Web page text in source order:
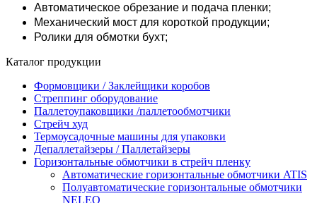
Автоматическое обрезание и подача пленки;
Механический мост для короткой продукции;
Ролики для обмотки бухт;
Каталог продукции
Формовщики / Заклейщики коробов
Стреппинг оборудование
Паллетоупаковщики /паллетообмотчики
Стрейч худ
Термоусадочные машины для упаковки
Депаллетайзеры / Паллетайзеры
Горизонтальные обмотчики в стрейч пленку
Автоматические горизонтальные обмотчики ATIS
Полуавтоматические горизонтальные обмотчики
NELEO